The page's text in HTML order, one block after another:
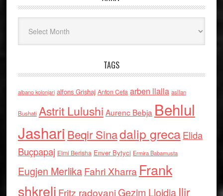
TAGS
albano kolonjari alfons Grishaj Anton Cefa arben llalla asllan
Bushati Astrit Lulushi Aurenc Bebja Behlul
Jashari Beqir Sinadalip grecaElida
Buçpapaj Elmi Berisha Enver Bytyci Ermira Babamusta
Eugjen MerlikaFahri Xharra Frank
shkreli Fritz radovaniGezim Llojdia Ilir